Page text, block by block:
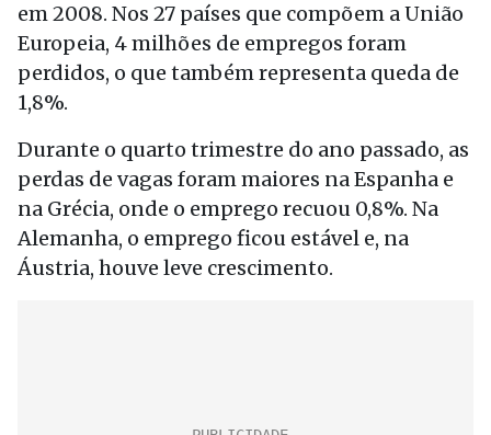
em 2008. Nos 27 países que compõem a União
Europeia, 4 milhões de empregos foram
perdidos, o que também representa queda de
1,8%.
Durante o quarto trimestre do ano passado, as
perdas de vagas foram maiores na Espanha e
na Grécia, onde o emprego recuou 0,8%. Na
Alemanha, o emprego ficou estável e, na
Áustria, houve leve crescimento.